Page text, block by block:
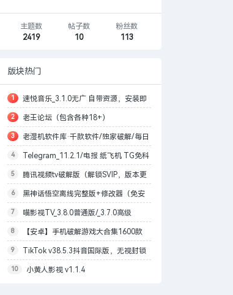
意产业和社会数字娱乐
主题数
2419
帖子数
10
粉丝数
113
版块热门
1 速悦音乐_3.1.0无广 自带资源，安装即
可
2 老王论坛（包含各种18+）
3 老湿机软件库·千款软件/独家破解/每日
更新
4 Telegram_11.2.1/电报 纸飞机 TG免科
学上网/本地解锁会员/内置模块增强上传下
载速度
5 腾讯视频tv破解版（解锁SVIP，版本更
改为最高99.9.9）
6 黑神话悟空离线完整版+修改器（免安
装版）
7 喵影视TV_3.8.0普通版/_3.7.0高级
版/4.X低版本完美适配/内置源/4K超清
8 【安卓】手机破解游戏大合集1600款
自购分享
9 TikTok v38.5.3抖音国际版，无视封锁
和下载限制，免拔卡[1月27更新]
10 小黄人影视 v1.1.4